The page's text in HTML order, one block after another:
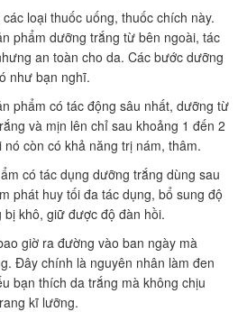
loại thuốc uống, thuốc chích này.
phẩm dưỡng trắng từ bên ngoài, tác
an toàn cho da. Các bước dưỡng
như bạn nghĩ.
phẩm có tác động sâu nhất, dưỡng từ
và mịn lên chỉ sau khoảng 1 đến 2
còn có khả năng trị nám, thâm.
có tác dụng dưỡng trắng dùng sau
phát huy tối đa tác dụng, bổ sung độ
khô, giữ được độ đàn hồi.
giờ ra đường vào ban ngày mà
Đây chính là nguyên nhân làm đen
bạn thích da trắng mà không chịu
kĩ lưỡng.